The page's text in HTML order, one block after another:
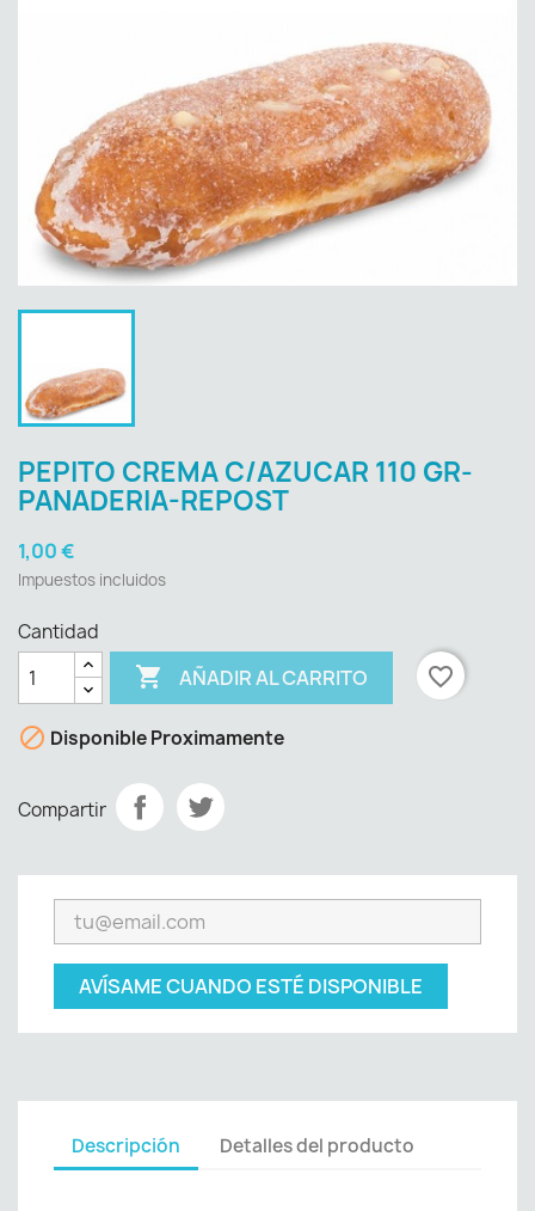
PEPITO CREMA C/AZUCAR 110 GR-
PANADERIA-REPOST
1,00 €
Impuestos incluidos
Cantidad
 AÑADIR AL CARRITO favorite_border
 Disponible Proximamente
Compartir
AVÍSAME CUANDO ESTÉ DISPONIBLE
Descripción Detalles del producto